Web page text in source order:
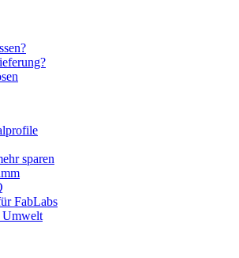
sparen
FabLabs
Umwelt